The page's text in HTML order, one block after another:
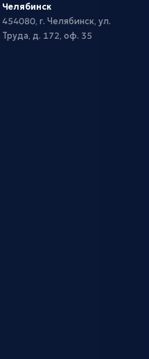
Челябинск
454080, г. Челябинск, ул.
Труда, д. 172, оф. 35